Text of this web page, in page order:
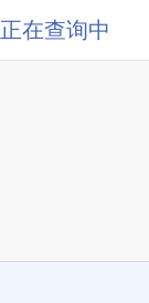
正在查询中